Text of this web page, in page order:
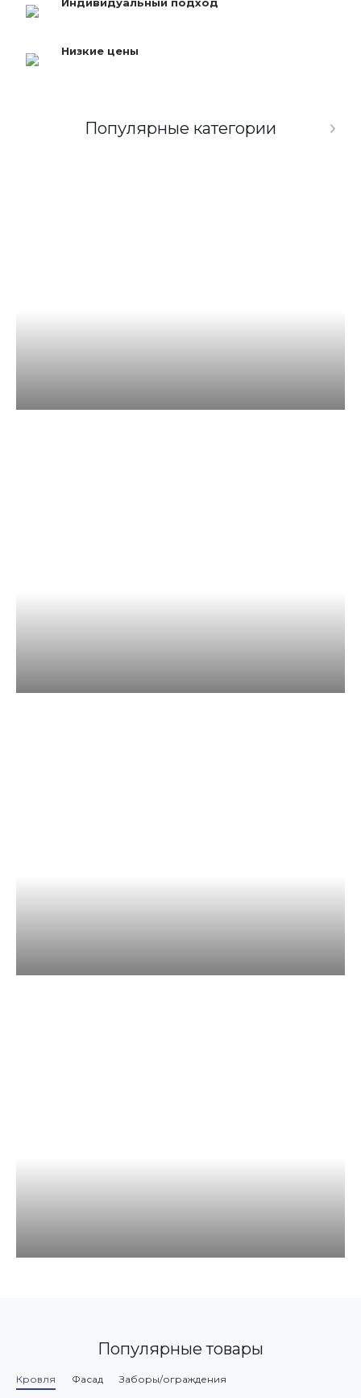
Низкие цены
Популярные категории
Популярные товары
Кровля Фасад Заборы/ограждения